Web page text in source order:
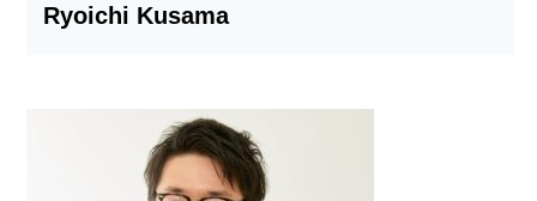
Ryoichi Kusama